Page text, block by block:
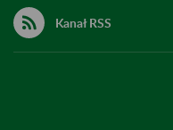
Kanał RSS